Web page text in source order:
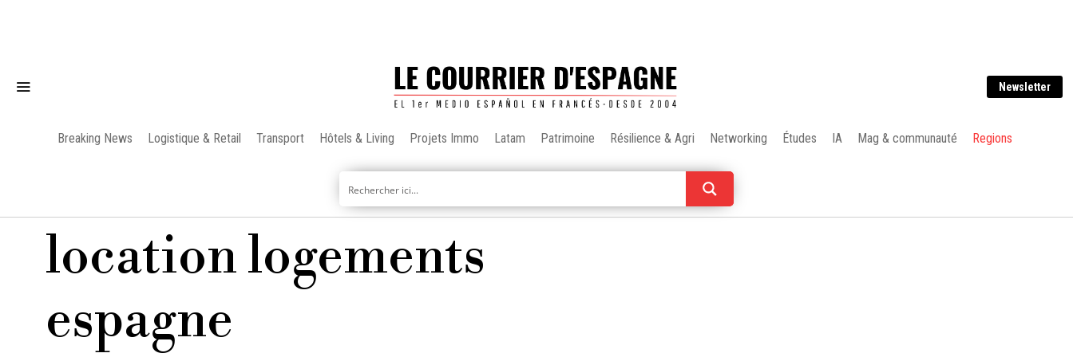
Newsletter
Breaking News Logistique & Retail Transport Hôtels & Living Projets Immo Latam Patrimoine Résilience & Agri Networking Études IA Mag & communauté Regions
location logements
espagne